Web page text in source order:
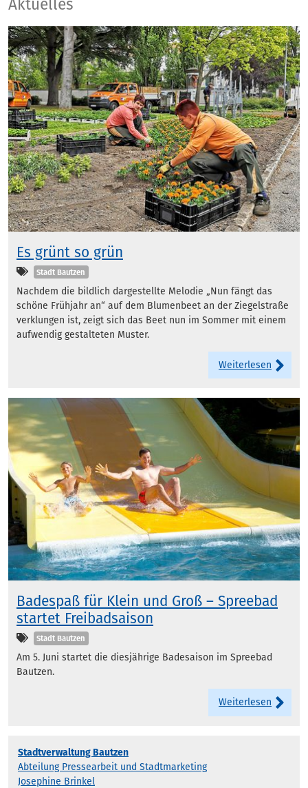
Aktuelles
Es grünt so grün
Kategorien
Stadt Bautzen
Nachdem die bildlich dargestellte Melodie „Nun fängt das
schöne Frühjahr an“ auf dem Blumenbeet an der Ziegelstraße
verklungen ist, zeigt sich das Beet nun im Sommer mit einem
aufwendig gestalteten Muster.
Weiterlesen
Badespaß für Klein und Groß – Spreebad
startet Freibadsaison
Kategorien
Stadt Bautzen
Am 5. Juni startet die diesjährige Badesaison im Spreebad
Bautzen.
Weiterlesen
Stadtverwaltung Bautzen
Abteilung Pressearbeit und Stadtmarketing
Josephine Brinkel